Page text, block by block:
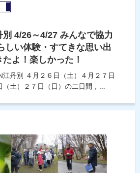
4/26～4/27 みんなで協力
しい体験・すてきな思い出
よ！楽しかった！
４月２６日（土）４月２７日
土）２７日（日）の二日間，...